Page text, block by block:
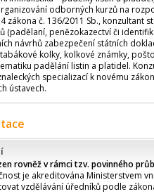
odborných kurzů na
zákona č. 136/2011 Sb., konzultant
(padělaní, penězokazectví či
návrhů zabezpečení státních
kolky, kolkové známky,
padělání listin a platidel.
specializací k novému
ústavech.
rovněž v rámci tzv. povinného
je akreditována Ministerstvem
vzdělávání úředníků podle